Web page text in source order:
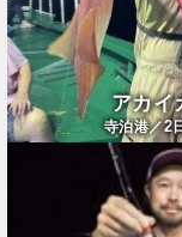
アカイ
寺泊港／2